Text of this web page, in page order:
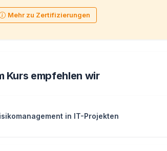
Mehr zu Zertifizierungen
Kurs empfehlen wir
in IT-Projekten